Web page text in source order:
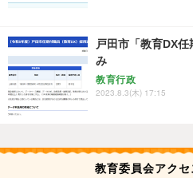
戸田市「教育DX
み
教育行政
2023.8.3(木) 17:15
教育委員会アク